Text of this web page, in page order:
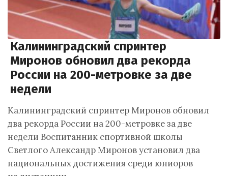
Калининградский спринтер
Миронов обновил два рекорда
России на 200-метровке за две
недели
Калининградский спринтер Миронов обновил
два рекорда России на 200-метровке за две
недели Воспитанник спортивной школы
Светлого Александр Миронов установил два
национальных достижения среди юниоров